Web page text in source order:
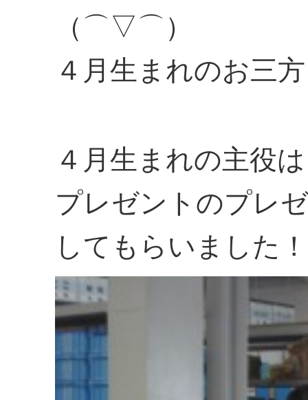
（⌒▽⌒）
４月生まれのお三
４月生まれの主役
プレゼントのプレ
してもらいました！